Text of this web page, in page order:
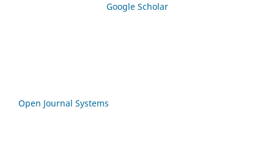
Google Scholar
Open Journal Systems